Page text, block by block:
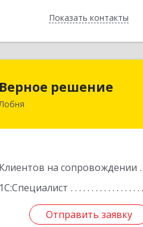
Показать контакты
Назад
Верное решение
Лобня
Клиентов на сопровождении
1С:Специалист
Отправить заявку
Отправить заявку